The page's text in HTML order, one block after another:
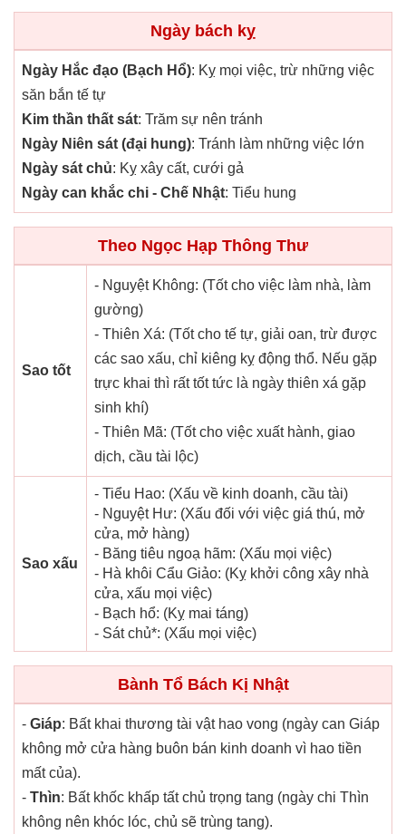
Ngày bách kỵ
Ngày Hắc đạo (Bạch Hổ): Kỵ mọi việc, trừ những việc
săn bắn tế tự
Kim thần thất sát: Trăm sự nên tránh
Ngày Niên sát (đại hung): Tránh làm những việc lớn
Ngày sát chủ: Kỵ xây cất, cưới gả
Ngày can khắc chi - Chế Nhật: Tiểu hung
Theo Ngọc Hạp Thông Thư
Sao tốt
- Nguyệt Không: (Tốt cho việc làm nhà, làm
gường)
- Thiên Xá: (Tốt cho tế tự, giải oan, trừ được
các sao xấu, chỉ kiêng kỵ động thổ. Nếu gặp
trực khai thì rất tốt tức là ngày thiên xá gặp
sinh khí)
- Thiên Mã: (Tốt cho việc xuất hành, giao
dịch, cầu tài lộc)
Sao xấu
- Tiểu Hao: (Xấu về kinh doanh, cầu tài)
- Nguyệt Hư: (Xấu đối với việc giá thú, mở
cửa, mở hàng)
- Băng tiêu ngoạ hãm: (Xấu mọi việc)
- Hà khôi Cẩu Giảo: (Kỵ khởi công xây nhà
cửa, xấu mọi việc)
- Bạch hổ: (Kỵ mai táng)
- Sát chủ*: (Xấu mọi việc)
Bành Tổ Bách Kị Nhật
- Giáp: Bất khai thương tài vật hao vong (ngày can Giáp
không mở cửa hàng buôn bán kinh doanh vì hao tiền
mất của).
- Thìn: Bất khốc khấp tất chủ trọng tang (ngày chi Thìn
không nên khóc lóc, chủ sẽ trùng tang).